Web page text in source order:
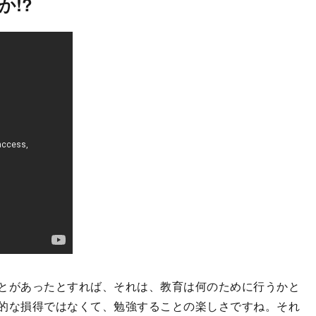
あったとすれば、それは、教育は何のために行うかと
な損得ではなくて、勉強することの楽しさですね。それ